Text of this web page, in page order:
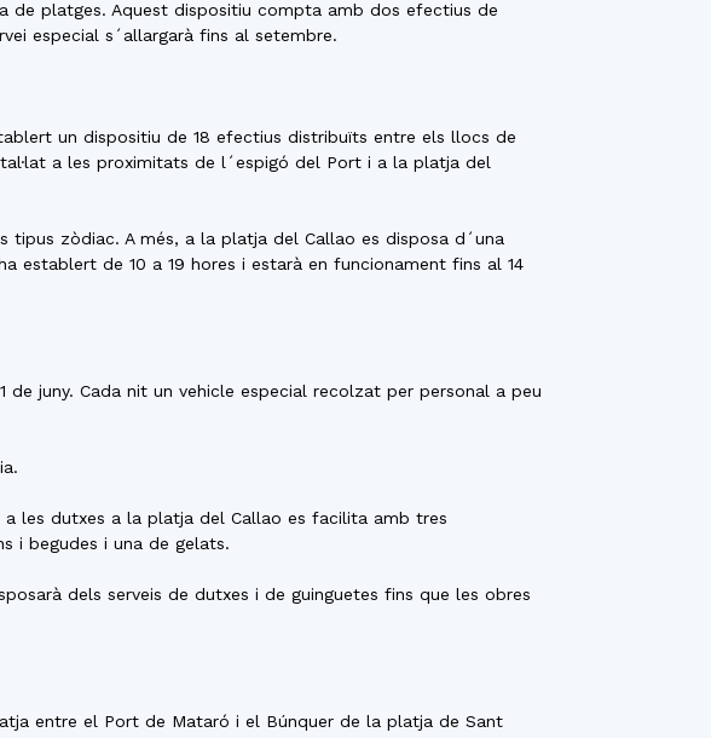
de platges. Aquest dispositiu compta amb dos efectius de
especial s´allargarà fins al setembre.
un dispositiu de 18 efectius distribuïts entre els llocs de
a les proximitats de l´espigó del Port i a la platja del
zòdiac. A més, a la platja del Callao es disposa d´una
establert de 10 a 19 hores i estarà en funcionament fins al 14
juny. Cada nit un vehicle especial recolzat per personal a peu
les dutxes a la platja del Callao es facilita amb tres
i begudes i una de gelats.
dels serveis de dutxes i de guinguetes fins que les obres
entre el Port de Mataró i el Búnquer de la platja de Sant